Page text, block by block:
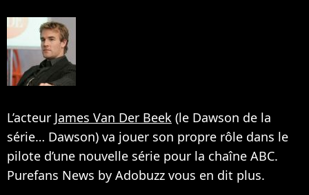
L’acteur James Van Der Beek (le Dawson de la
série… Dawson) va jouer son propre rôle dans le
pilote d’une nouvelle série pour la chaîne ABC.
Purefans News by Adobuzz vous en dit plus.